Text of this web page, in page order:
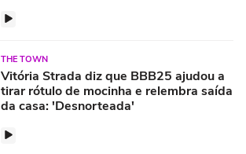
THE TOWN
Vitória Strada diz que BBB25 ajudou a
tirar rótulo de mocinha e relembra saída
da casa: 'Desnorteada'